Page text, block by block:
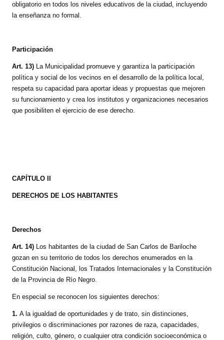
obligatorio en todos los niveles educativos de la ciudad, incluyendo
la enseñanza no formal.
Participación
Art. 13) La Municipalidad promueve y garantiza la participación
política y social de los vecinos en el desarrollo de la política local,
respeta su capacidad para aportar ideas y propuestas que mejoren
su funcionamiento y crea los institutos y organizaciones necesarios
que posibiliten el ejercicio de ese derecho.
CAPÍTULO II
DERECHOS DE LOS HABITANTES
Derechos
Art. 14) Los habitantes de la ciudad de San Carlos de Bariloche
gozan en su territorio de todos los derechos enumerados en la
Constitución Nacional, los Tratados Internacionales y la Constitución
de la Provincia de Río Negro.
En especial se reconocen los siguientes derechos:
1. A la igualdad de oportunidades y de trato, sin distinciones,
privilegios o discriminaciones por razones de raza, capacidades,
religión, culto, género, o cualquier otra condición socioeconómica o